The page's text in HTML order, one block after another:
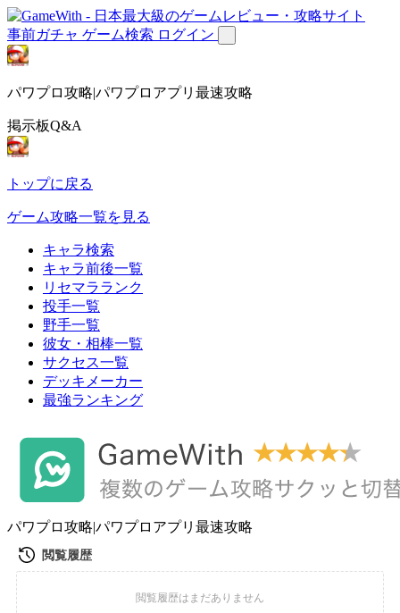
事前ガチャ ゲーム検索 ログイン
パワプロ攻略|パワプロアプリ最速攻略
掲示板Q&A
トップに戻る
ゲーム攻略一覧を見る
キャラ検索
キャラ前後一覧
リセマラランク
投手一覧
野手一覧
彼女・相棒一覧
サクセス一覧
デッキメーカー
最強ランキング
パワプロ攻略|パワプロアプリ最速攻略